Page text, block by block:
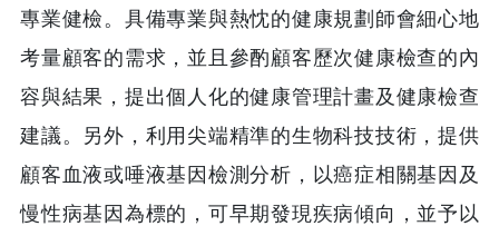
專業健檢。具備專業與熱忱的健康規劃師會細心地
考量顧客的需求，並且參酌顧客歷次健康檢查的內
容與結果，提出個人化的健康管理計畫及健康檢查
建議。另外，利用尖端精準的生物科技技術，提供
顧客血液或唾液基因檢測分析，以癌症相關基因及
慢性病基因為標的，可早期發現疾病傾向，並予以